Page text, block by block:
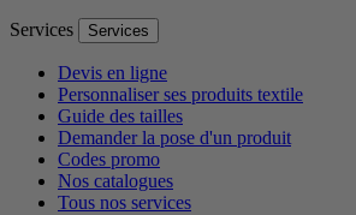
Services Services
Devis en ligne
Personnaliser ses produits textile
Guide des tailles
Demander la pose d'un produit
Codes promo
Nos catalogues
Tous nos services